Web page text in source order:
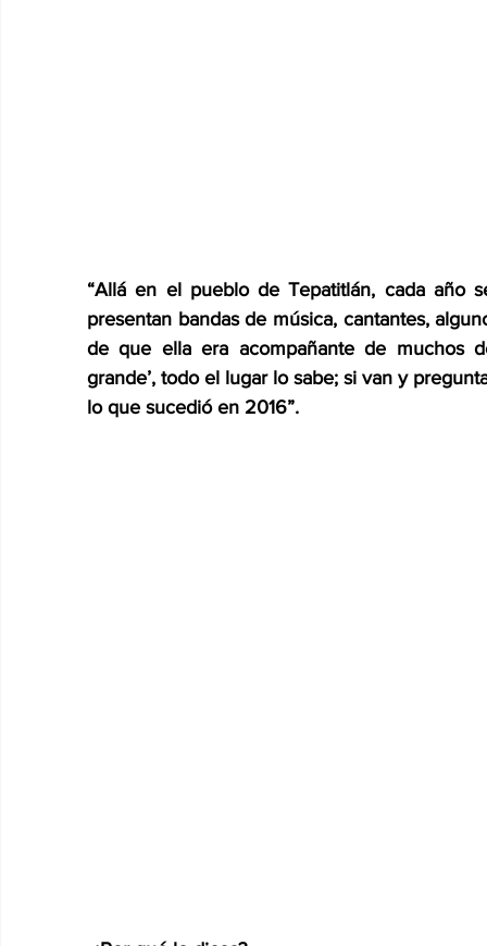
“Allá en el pueblo de Tepatitlán, cada año
presentan bandas de música, cantantes,
de que ella era acompañante de muchos
grande’, todo el lugar lo sabe; si van y
lo que sucedió en 2016”.